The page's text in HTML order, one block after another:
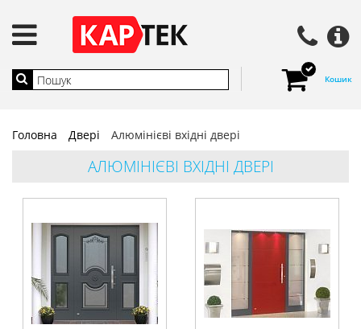
Кошик
Головна Двері Алюмінієві вхідні двері
АЛЮМІНІЄВІ ВХІДНІ ДВЕРІ